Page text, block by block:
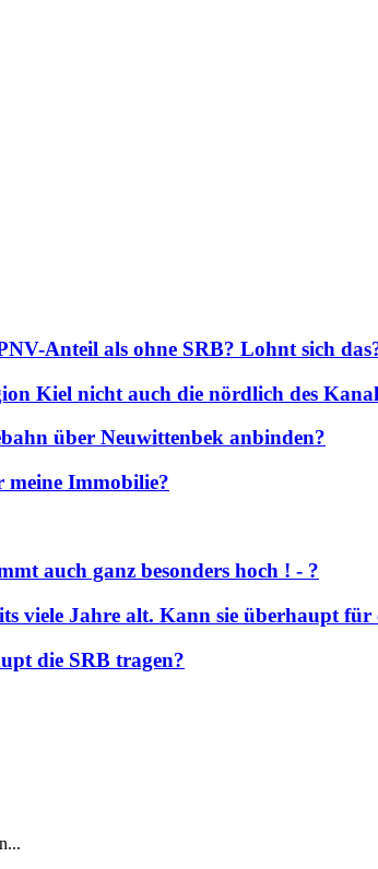
Anteil als ohne SRB? Lohnt sich
Kiel nicht auch die nördlich des
über Neuwittenbek anbinden?
Immobilie?
auch ganz besonders hoch ! - ?
viele Jahre alt. Kann sie überhaupt
die SRB tragen?